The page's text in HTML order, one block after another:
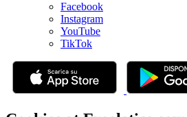
Facebook
Instagram
YouTube
TikTok